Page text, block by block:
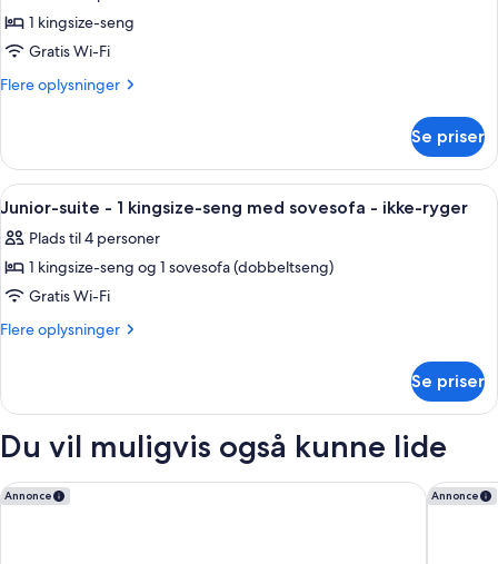
ryger
-
ryger
af
Værelse
-
seng
ikke-
ryger
-
hjørneværelse
1 kingsize-seng
Gratis Wi-Fi
Flere oplysninger
Flere
-
kingsize-
-
ikke-
hjørneværelse
Se priser
Indlæs
alle
billeder
af
Junior-
suite
kingsize-
med
sovesofa
-
Et hotelværelse med en stor seng,
8
Junior-suite - 1 kingsize-seng med sovesofa - ikke-ryger
Plads til 4 personer
1 kingsize-seng og 1 sovesofa (dobbeltseng)
Gratis Wi-Fi
Flere oplysninger
Flere
suite
seng
med
Se priser
Du vil muligvis også kunne lide
Annonce
Fairfield Inn & Suites by Marriott Airdrie Annonce
Calgary